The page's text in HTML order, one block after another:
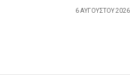
6 ΑΥΓΟΎΣΤΟΥ 2026